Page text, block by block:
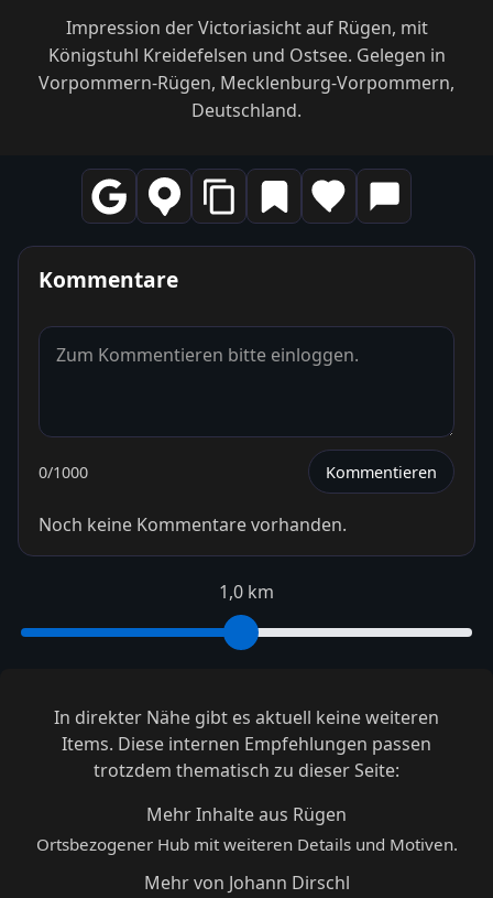
Impression der Victoriasicht auf Rügen, mit
Königstuhl Kreidefelsen und Ostsee. Gelegen in
Vorpommern-Rügen, Mecklenburg-Vorpommern,
Deutschland.
Kommentare
0/1000 Kommentieren
Noch keine Kommentare vorhanden.
1,0 km
In direkter Nähe gibt es aktuell keine weiteren
Items. Diese internen Empfehlungen passen
trotzdem thematisch zu dieser Seite:
Mehr Inhalte aus Rügen
Ortsbezogener Hub mit weiteren Details und Motiven.
Mehr von Johann Dirschl